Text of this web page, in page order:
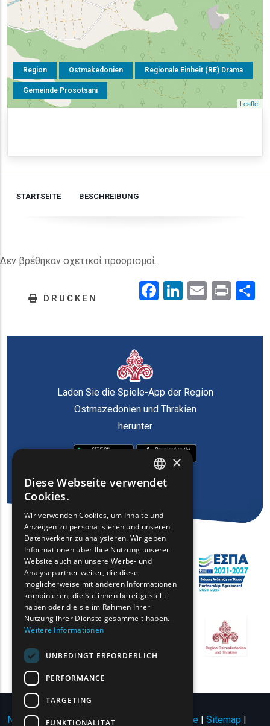
Region Ostmakedonien Regionale Einheit (RE) Drama
Gemeinde Prosotsani
Leaflet
STARTSEITE BESCHREIBUNG
Δεν βρέθηκαν σχετικοί προορισμοί.
DRUCKEN Facebook
LinkedIn
EmailPrint
Laden Sie die Spiele-App der Region
Ostmazedonien und Thrakien
herunter
Nutzungsbedingungen | Datenschutzrichtlinie | Sitemap |
ENGLISH
FRENCH
BULGARIAN
ROMANIAN
TURKISH
×
Diese Webseite verwendet
Cookies.
Wir verwenden Cookies, um Inhalte und
Anzeigen zu personalisieren und unseren
Datenverkehr zu analysieren. Wir geben
Informationen über Ihre Nutzung unserer
Website auch an unsere Werbe- und
Analysepartner weiter, die diese
möglicherweise mit anderen Informationen
kombinieren, die Sie ihnen bereitgestellt
haben oder die sie im Rahmen Ihrer
Nutzung ihrer Dienste gesammelt haben.
Weitere Informationen
UNBEDINGT ERFORDERLICH
PERFORMANCE
TARGETING
FUNKTIONALITÄT